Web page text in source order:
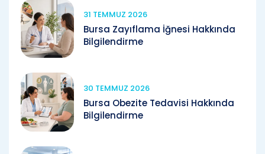
31 TEMMUZ 2026
Bursa Zayıflama İğnesi Hakkında
Bilgilendirme
30 TEMMUZ 2026
Bursa Obezite Tedavisi Hakkında
Bilgilendirme